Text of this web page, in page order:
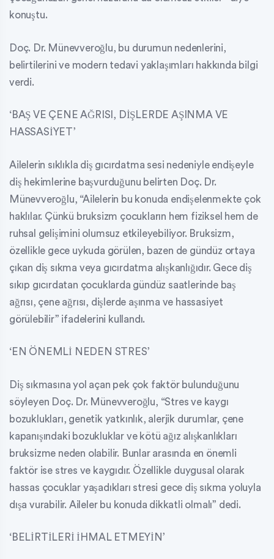
konuştu.
Doç. Dr. Münevveroğlu, bu durumun nedenlerini,
belirtilerini ve modern tedavi yaklaşımları hakkında bilgi
verdi.
‘BAŞ VE ÇENE AĞRISI, DİŞLERDE AŞINMA VE
HASSASİYET’
Ailelerin sıklıkla diş gıcırdatma sesi nedeniyle endişeyle
diş hekimlerine başvurduğunu belirten Doç. Dr.
Münevveroğlu, “Ailelerin bu konuda endişelenmekte çok
haklılar. Çünkü bruksizm çocukların hem fiziksel hem de
ruhsal gelişimini olumsuz etkileyebiliyor. Bruksizm,
özellikle gece uykuda görülen, bazen de gündüz ortaya
çıkan diş sıkma veya gıcırdatma alışkanlığıdır. Gece diş
sıkıp gıcırdatan çocuklarda gündüz saatlerinde baş
ağrısı, çene ağrısı, dişlerde aşınma ve hassasiyet
görülebilir” ifadelerini kullandı.
‘EN ÖNEMLİ NEDEN STRES’
Diş sıkmasına yol açan pek çok faktör bulunduğunu
söyleyen Doç. Dr. Münevveroğlu, “Stres ve kaygı
bozuklukları, genetik yatkınlık, alerjik durumlar, çene
kapanışındaki bozukluklar ve kötü ağız alışkanlıkları
bruksizme neden olabilir. Bunlar arasında en önemli
faktör ise stres ve kaygıdır. Özellikle duygusal olarak
hassas çocuklar yaşadıkları stresi gece diş sıkma yoluyla
dışa vurabilir. Aileler bu konuda dikkatli olmalı” dedi.
‘BELİRTİLERİ İHMAL ETMEYİN’